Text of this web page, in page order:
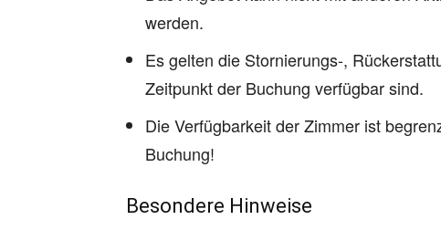
werden.
Es gelten die Stornierungs-,
Zeitpunkt der Buchung verfügbar sind.
Die Verfügbarkeit der Zimmer ist
Buchung!
Besondere Hinweise